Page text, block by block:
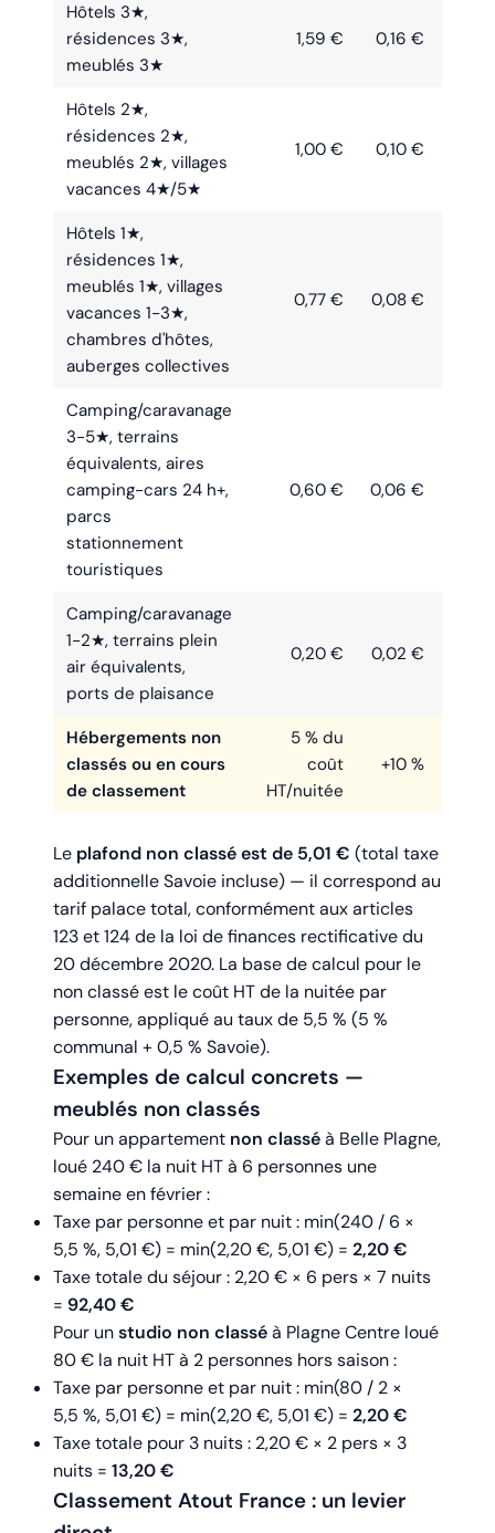
Hôtels 3★,
résidences 3★,
meublés 3★
1,59 € 0,16 €
Hôtels 2★,
résidences 2★,
meublés 2★, villages
vacances 4★/5★
1,00 € 0,10 €
Hôtels 1★,
résidences 1★,
meublés 1★, villages
vacances 1-3★,
chambres d'hôtes,
auberges collectives
0,77 € 0,08 €
Camping/caravanage
3-5★, terrains
équivalents, aires
camping-cars 24 h+,
parcs
stationnement
touristiques
0,60 € 0,06 €
Camping/caravanage
1-2★, terrains plein
air équivalents,
ports de plaisance
0,20 € 0,02 €
Hébergements non
classés ou en cours
de classement
5 % du
coût
HT/nuitée
+10 %
Le plafond non classé est de 5,01 € (total taxe
additionnelle Savoie incluse) — il correspond au
tarif palace total, conformément aux articles
123 et 124 de la loi de finances rectificative du
20 décembre 2020. La base de calcul pour le
non classé est le coût HT de la nuitée par
personne, appliqué au taux de 5,5 % (5 %
communal + 0,5 % Savoie).
Exemples de calcul concrets —
meublés non classés
Pour un appartement non classéà Belle Plagne,
loué 240 € la nuit HT à 6 personnes une
semaine en février :
Taxe par personne et par nuit : min(240 / 6 ×
5,5 %, 5,01 €) = min(2,20 €, 5,01 €) = 2,20 €
Taxe totale du séjour : 2,20 € × 6 pers × 7 nuits
= 92,40 €
Pour unstudio non classéà Plagne Centre loué
80 € la nuit HT à 2 personnes hors saison :
Taxe par personne et par nuit : min(80 / 2 ×
5,5 %, 5,01 €) = min(2,20 €, 5,01 €) = 2,20 €
Taxe totale pour 3 nuits : 2,20 € × 2 pers × 3
nuits = 13,20 €
Classement Atout France : un levier